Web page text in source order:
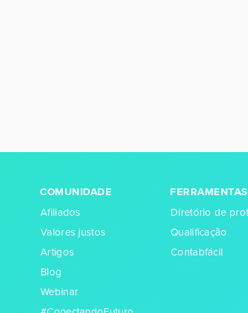
COMUNIDADE
Afiliados
Valores justos
Artigos
Blog
Webinar
FERRAMENTAS
Diretório de
Qualificação
Contabfácil